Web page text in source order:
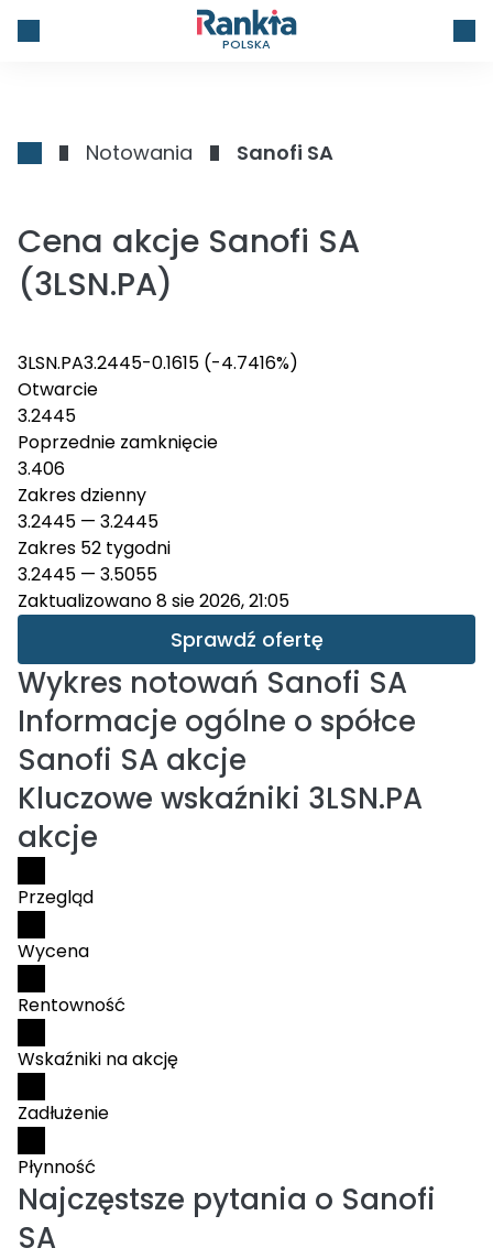
POLSKA
Notowania Sanofi SA
Cena akcje Sanofi SA
(3LSN.PA)
3LSN.PA3.2445-0.1615 (-4.7416%)
Otwarcie
3.2445
Poprzednie zamknięcie
3.406
Zakres dzienny
3.2445 — 3.2445
Zakres 52 tygodni
3.2445 — 3.5055
Zaktualizowano 8 sie 2026, 21:05
Sprawdź ofertę
Wykres notowań Sanofi SA
Informacje ogólne o spółce
Sanofi SA akcje
Kluczowe wskaźniki 3LSN.PA
akcje
Przegląd
Wycena
Rentowność
Wskaźniki na akcję
Zadłużenie
Płynność
Najczęstsze pytania o Sanofi
SA